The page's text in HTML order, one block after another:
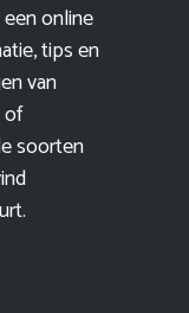
online
tips en
van
of
soorten